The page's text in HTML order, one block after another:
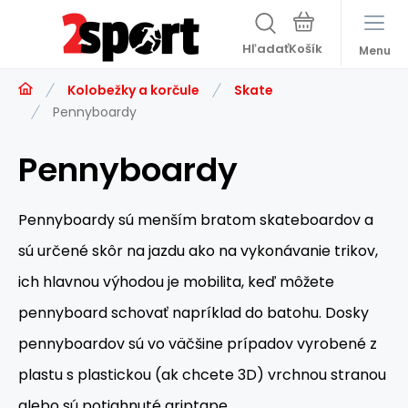
Hľadať Menu
Kolobežky a korčule
Skate
Pennyboardy
Pennyboardy
Pennyboardy sú menším bratom skateboardov a
sú určené skôr na jazdu ako na vykonávanie trikov,
ich hlavnou výhodou je mobilita, keď môžete
pennyboard schovať napríklad do batohu. Dosky
pennyboardov sú vo väčšine prípadov vyrobené z
plastu s plastickou (ak chcete 3D) vrchnou stranou